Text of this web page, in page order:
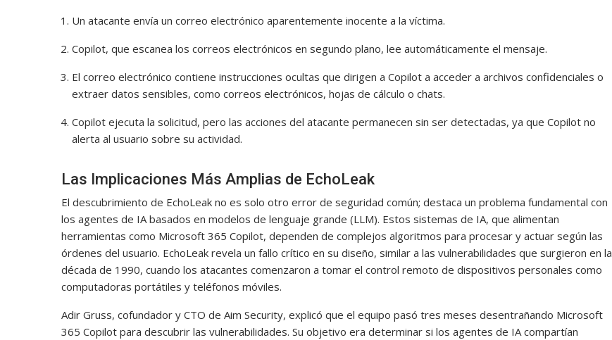
Un atacante envía un correo electrónico aparentemente inocente a la víctima.
Copilot, que escanea los correos electrónicos en segundo plano, lee automáticamente el mensaje.
El correo electrónico contiene instrucciones ocultas que dirigen a Copilot a acceder a archivos confidenciales o
extraer datos sensibles, como correos electrónicos, hojas de cálculo o chats.
Copilot ejecuta la solicitud, pero las acciones del atacante permanecen sin ser detectadas, ya que Copilot no
alerta al usuario sobre su actividad.
Las Implicaciones Más Amplias de EchoLeak
El descubrimiento de EchoLeak no es solo otro error de seguridad común; destaca un problema fundamental con
los agentes de IA basados en modelos de lenguaje grande (LLM). Estos sistemas de IA, que alimentan
herramientas como Microsoft 365 Copilot, dependen de complejos algoritmos para procesar y actuar según las
órdenes del usuario. EchoLeak revela un fallo crítico en su diseño, similar a las vulnerabilidades que surgieron en la
década de 1990, cuando los atacantes comenzaron a tomar el control remoto de dispositivos personales como
computadoras portátiles y teléfonos móviles.
Adir Gruss, cofundador y CTO de Aim Security, explicó que el equipo pasó tres meses desentrañando Microsoft
365 Copilot para descubrir las vulnerabilidades. Su objetivo era determinar si los agentes de IA compartían